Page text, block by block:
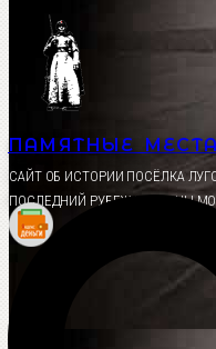
Перейти
содержимому
ПАМЯТНЫЕ
CАЙТ ОБ ИСТОРИИ ПОСЁЛКА
ПОСЛЕДНИЙ РУБЕЖ ОБОРОНЫ